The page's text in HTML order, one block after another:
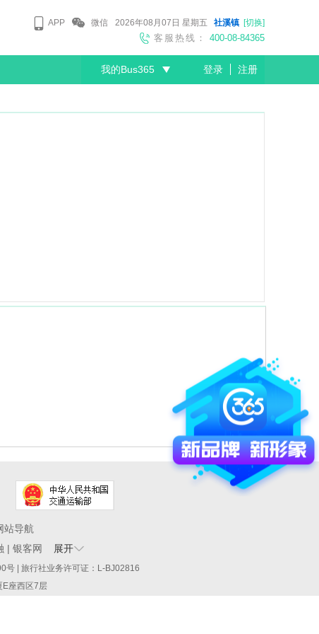
APP 微信 2026年08月07日 星期五 社溪镇 [切换]
客服热线： 400-08-84365
我的Bus365 登录 注册
站导航
| 银客网 展开
| 旅行社业务许可证：L-BJ02816
座西区7层